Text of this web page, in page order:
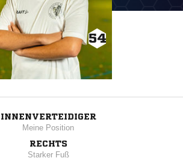
54
INNENVERTEIDIGER
Meine Position
RECHTS
Starker Fuß